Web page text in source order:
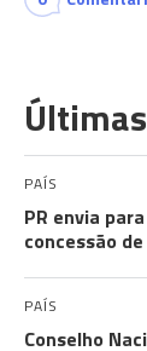
Últimas
PAÍS
PR envia
concessão
PAÍS
Conselho